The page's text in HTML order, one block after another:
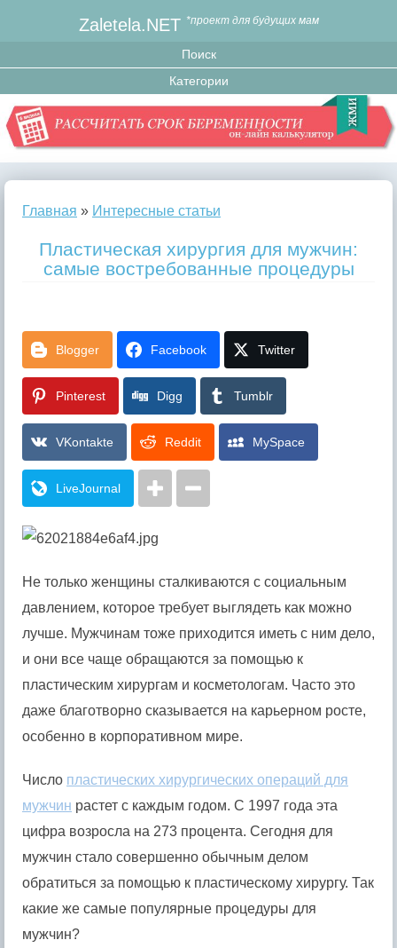
Zaletela.NET *проект для будущих мам
Главная » Интересные статьи
Пластическая хирургия для мужчин:
самые востребованные процедуры
Blogger Facebook Twitter
Pinterest Digg Tumblr
VKontakte Reddit MySpace
LiveJournal
Не только женщины сталкиваются с социальным
давлением, которое требует выглядеть как можно
лучше. Мужчинам тоже приходится иметь с ним дело,
и они все чаще обращаются за помощью к
пластическим хирургам и косметологам. Часто это
даже благотворно сказывается на карьерном росте,
особенно в корпоративном мире.
Число пластических хирургических операций для
мужчин растет с каждым годом. С 1997 года эта
цифра возросла на 273 процента. Сегодня для
мужчин стало совершенно обычным делом
обратиться за помощью к пластическому хирургу. Так
какие же самые популярные процедуры для
мужчин?